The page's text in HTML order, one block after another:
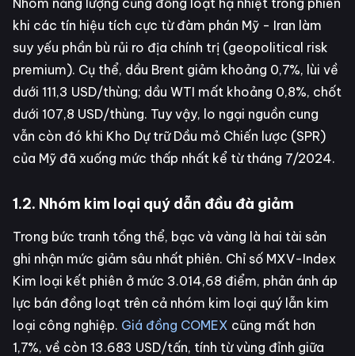
khi các tín hiệu tích cực từ đàm phán Mỹ - Iran làm
suy yếu phần bù rủi ro địa chính trị (geopolitical risk
premium). Cụ thể, dầu Brent giảm khoảng 0,7%, lùi về
dưới 111,3 USD/thùng; dầu WTI mất khoảng 0,8%, chốt
dưới 107,8 USD/thùng. Tuy vậy, lo ngại nguồn cung
vẫn còn đó khi Kho Dự trữ Dầu mỏ Chiến lược (SPR)
của Mỹ đã xuống mức thấp nhất kể từ tháng 7/2024.
1.2. Nhóm kim loại quý dẫn đầu đà giảm
Trong bức tranh tổng thể, bạc và vàng là hai tài sản
ghi nhận mức giảm sâu nhất phiên. Chỉ số MXV-Index
Kim loại kết phiên ở mức 3.014,68 điểm, phản ánh áp
lực bán đồng loạt trên cả nhóm kim loại quý lẫn kim
loại công nghiệp. Giá đồng COMEX cũng mất hơn
1,7%, về còn 13.683 USD/tấn, tính từ vùng đỉnh giữa